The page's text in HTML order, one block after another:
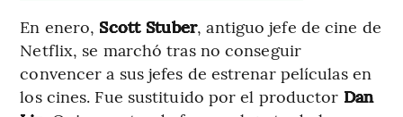
En enero, Scott Stuber, antiguo jefe de cine de
Netflix, se marchó tras no conseguir
convencer a sus jefes de estrenar películas en
los cines. Fue sustituido por el productor Dan